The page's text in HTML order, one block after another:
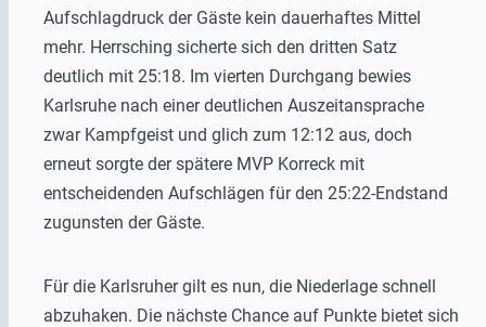
Aufschlagdruck der Gäste kein dauerhaftes Mittel
mehr. Herrsching sicherte sich den dritten Satz
deutlich mit 25:18. Im vierten Durchgang bewies
Karlsruhe nach einer deutlichen Auszeitansprache
zwar Kampfgeist und glich zum 12:12 aus, doch
erneut sorgte der spätere MVP Korreck mit
entscheidenden Aufschlägen für den 25:22-Endstand
zugunsten der Gäste.
Für die Karlsruher gilt es nun, die Niederlage schnell
abzuhaken. Die nächste Chance auf Punkte bietet sich